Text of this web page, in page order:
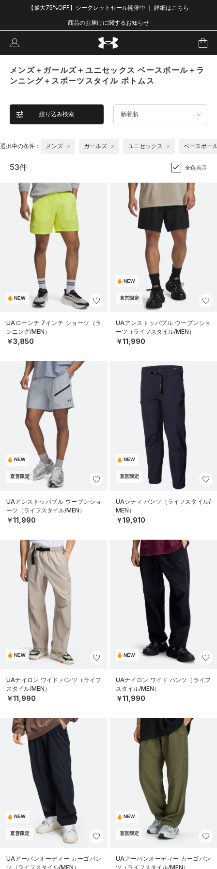
【最大75%OFF】シークレットセール開催中 ｜ 詳細はこちら
商品のお届けに関するお知らせ
メンズ＋ガールズ＋ユニセックス ベースボール＋ラ
ンニング＋スポーツスタイル ボトムス
絞り込み検索 新着順
選択中の条件： メンズ ガールズ ユニセックス ベースボー
53件 全色表示
NEW
UAローンチ 7インチ ショーツ（ラ
ンニング/MEN）
￥3,850
NEW
直営限定
UAアンストッパブル ウーブンショ
ーツ（ライフスタイル/MEN）
￥11,990
NEW
直営限定
UAアンストッパブル ウーブンショ
ーツ（ライフスタイル/MEN）
￥11,990
NEW
直営限定
UAシティ パンツ（ライフスタイル/
MEN）
￥19,910
NEW
UAナイロン ワイド パンツ（ライフ
スタイル/MEN）
￥11,990
NEW
UAナイロン ワイド パンツ（ライフ
スタイル/MEN）
￥11,990
NEW
直営限定
UAアーバンオーディー カーゴパン
ツ（ライフスタイル/MEN）
NEW
直営限定
UAアーバンオーディー カーゴパン
ツ（ライフスタイル/MEN）